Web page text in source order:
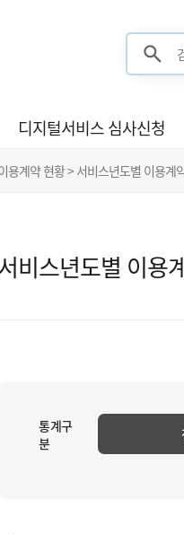
디지털서비스 심사신청
용계약 현황 > 서비스년도별 이용계
비스년도별 이용
통계구
분